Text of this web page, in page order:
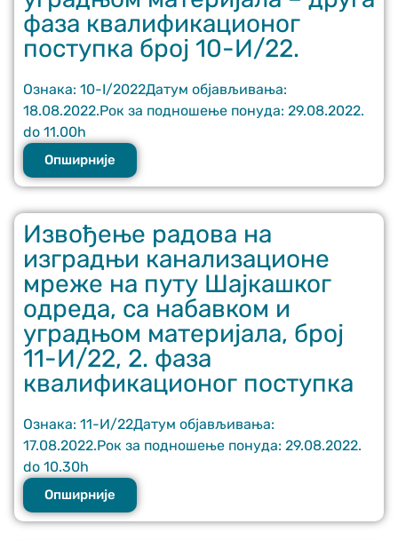
фаза квалификационог
поступка број 10-И/22.
Ознака: 10-I/2022Датум објављивања:
18.08.2022.Рок за подношење понуда: 29.08.2022.
do 11.00h
Опширније
Извођење радова на
изградњи канализационе
мреже на путу Шајкашког
одреда, са набавком и
уградњом материјала, број
11-И/22, 2. фаза
квалификационог поступка
Ознака: 11-И/22Датум објављивања:
17.08.2022.Рок за подношење понуда: 29.08.2022.
do 10.30h
Опширније